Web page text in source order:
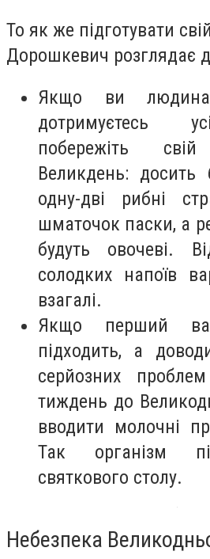
То як же підготувати
Дорошкевич розглядає
Якщо ви людина
дотримуєтесь
побережіть
Великдень: досить
одну-дві рибні
шматочок паски, а
будуть овочеві.
солодких напоїв
взагалі.
Якщо перший
підходить, а
серйозних
тиждень до
вводити молочні
Так організм
святкового столу.
Небезпека